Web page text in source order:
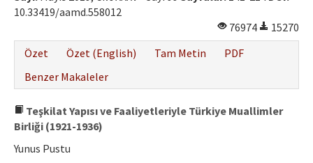
10.33419/aamd.558012
76974
15270
Özet
Özet (English) Tam Metin
PDF
Benzer Makaleler
Teşkilat Yapısı ve Faaliyetleriyle Türkiye Muallimler
Birliği (1921-1936)
Yunus Pustu